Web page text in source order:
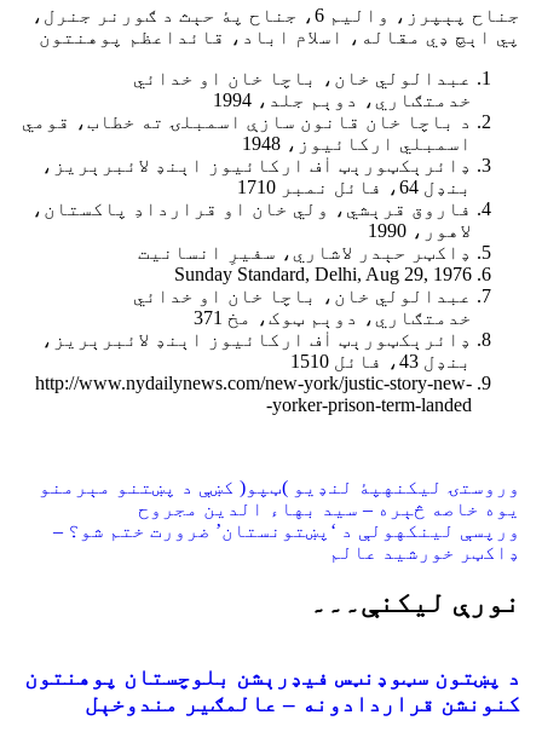
جناح پېپرز، والیم 6، جناح پۀ حېث د ګورنر جنرل،
پي اېچ ډي مقاله، اسلام اباد، قائداعظم پوهنتون
عبدالولي خان، باچا خان او خدائي
خدمتګاري، دوېم جلد، 1994
د باچا خان قانون سازې اسمبلۍ ته خطاب، قومي
اسمبلي ارکائیوز، 1948
ډائرېکټورېټ اٰف ارکائیوز اېنډ لائبرېریز،
بنډل 64، فائل نمبر 1710
فاروق قرېشي، ولي خان او قراردادِ پاکستان،
لاهور، 1990
ډاکټر حېدر لاشاري، سفیرِ انسانیت
Sunday Standard, Delhi, Aug 29, 1976
عبدالولي خان، باچا خان او خدائي
خدمتګاري، دوېم ټوک، مخ 371
ډائرېکټورېټ اٰف ارکائیوز اېنډ لائبرېریز،
بنډل 43، فائل 1510
http://www.nydailynews.com/new-york/justic-story-new-
yorker-prison-term-landed-
وروستۍ ليکنه پۀ لنډیو )ټپو( کښې د پښتنو مېرمنو
یوه خاصه څېره – سید بهاء الدین مجروح
ورپسې لينکه ولې د ‘پښتونستان’ ضرورت ختم شو؟ –
ډاکټر خورشید عالم
نورې ليکنې۔۔۔
د پښتون سټوډنټس فیډرېشن بلوچستان پوهنتون
کنونشن قراردادونه – عالمګیر مندوخېل